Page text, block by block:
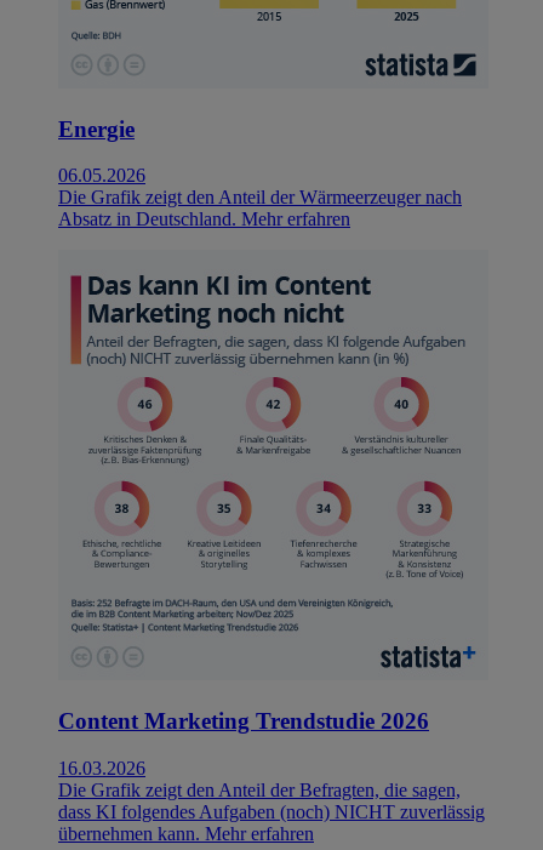
Energie
06.05.2026
Die Grafik zeigt den Anteil der Wärmeerzeuger nach
Absatz in Deutschland. Mehr erfahren
Content Marketing Trendstudie 2026
16.03.2026
Die Grafik zeigt den Anteil der Befragten, die sagen,
dass KI folgendes Aufgaben (noch) NICHT zuverlässig
übernehmen kann. Mehr erfahren